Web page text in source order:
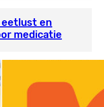
eetlust en
medicatie